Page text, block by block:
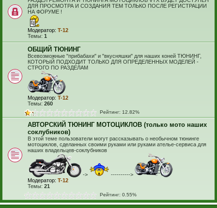
ДЛЯ ПРОСМОТРА И СОЗДАНИЯ ТЕМ ТОЛЬКО ПОСЛЕ РЕГИСТРАЦИИ
НА ФОРУМЕ !
Модератор: T-12
Темы: 1
ОБЩИЙ ТЮНИНГ
Всевозможные "прибабахи" и "вкусняшки" для наших коней ТЮНИНГ,
КОТОРЫЙ ПОДХОДИТ ТОЛЬКО ДЛЯ ОПРЕДЕЛЕННЫХ МОДЕЛЕЙ -
СТРОГО ПО РАЗДЕЛАМ
Модератор: T-12
Темы: 260
Рейтинг: 12.82%
АВТОРСКИЙ ТЮНИНГ МОТОЦИКЛОВ (только мото наших
соклубников)
В этой теме пользователи могут рассказывать о необычном тюнинге
мотоциклов, сделанных своими руками или руками ателье-сервиса для
наших владельцев-соклубников
->
---------->
Модератор: T-12
Темы: 21
Рейтинг: 0.55%